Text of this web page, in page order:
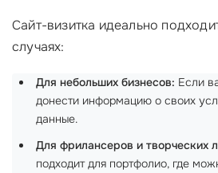
Сайт-визитка идеально
случаях:
Для небольших бизнесов: Если
донести информацию о своих
данные.
Для фрилансеров и творческих
подходит для портфолио, где